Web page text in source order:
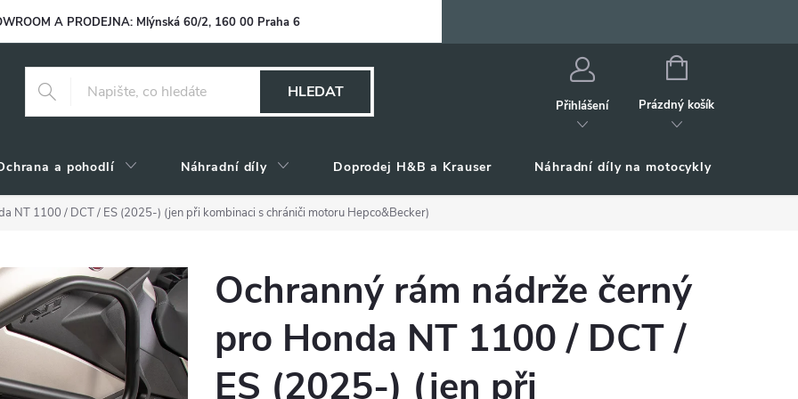
A PRODEJNA: Mlýnská 60/2, 160 00 Praha 6
HLEDAT
Přihlášení
NÁKUPNÍ
Prázdný košík
a pohodlí Náhradní díly Doprodej H&B a Krauser Náhradní díly na motocykly
NT 1100 / DCT / ES (2025-) (jen při kombinaci s chrániči motoru Hepco&Becker)
Ochranný rám nádrže černý
pro Honda NT 1100 / DCT /
ES (2025-) (jen při